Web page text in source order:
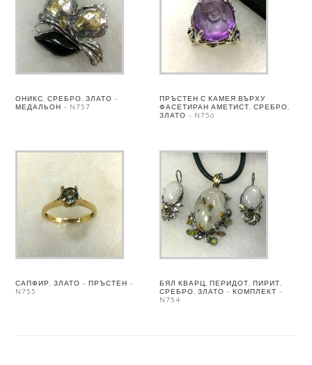
ОНИКС, СРЕБРО, ЗЛАТО –
МЕДАЛЬОН – N757
ПРЪСТЕН С КАМЕЯ ВЪРХУ
ФАСЕТИРАН АМЕТИСТ, СРЕБРО,
ЗЛАТО – N756
САПФИР, ЗЛАТО – ПРЪСТЕН –
N755
БЯЛ КВАРЦ, ПЕРИДОТ, ПИРИТ,
СРЕБРО, ЗЛАТО – КОМПЛЕКТ –
N754